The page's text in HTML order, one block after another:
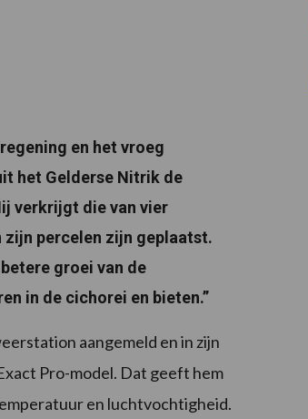
en het vroeg
het Gelderse Nitrik de
verkrijgt die van vier
zijn percelen zijn geplaatst.
groei van de
in de cichorei en bieten.”
aangemeld en in zijn
Pro-model. Dat geeft hem
en luchtvochtigheid.